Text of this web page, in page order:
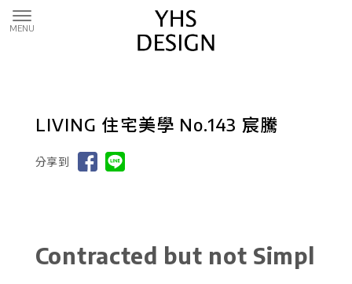
LIVING 住宅美學 No.143 宸騰
分享到
Contracted but not Simpl